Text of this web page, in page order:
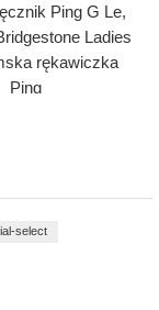
Ping G Le,
Ladies
rękawiczka
Ping
select